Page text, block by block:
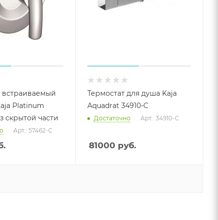
Platinum
скрытой части
Арт.: 57462-С
Термостат для душа Kaja
Aquadrat 34910-C
Достаточно Арт.: 34910-C
81000 руб.